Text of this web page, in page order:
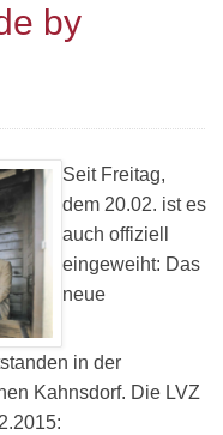
by
Seit Freitag,
dem 20.02. ist es
auch offiziell
eingeweiht: Das
neue
in der
Kahnsdorf. Die LVZ